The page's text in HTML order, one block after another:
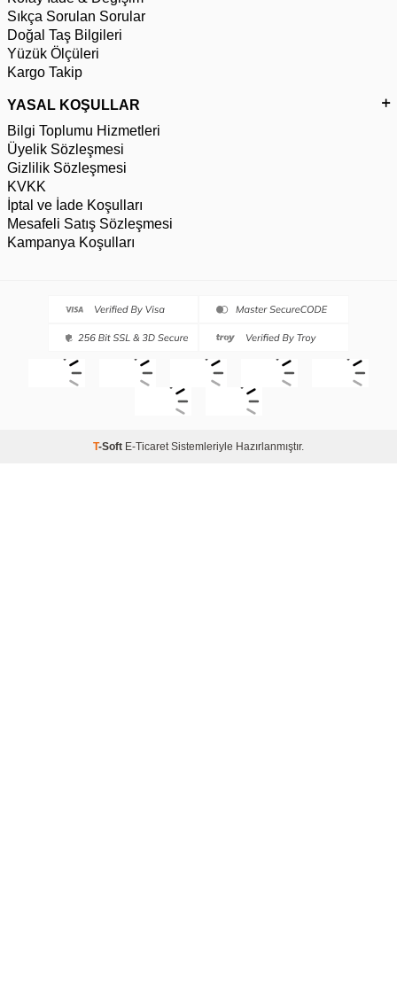
Sıkça Sorulan Sorular
Doğal Taş Bilgileri
Yüzük Ölçüleri
Kargo Takip
YASAL KOŞULLAR
Bilgi Toplumu Hizmetleri
Üyelik Sözleşmesi
Gizlilik Sözleşmesi
KVKK
İptal ve İade Koşulları
Mesafeli Satış Sözleşmesi
Kampanya Koşulları
T-Soft E-Ticaret Sistemleriyle Hazırlanmıştır.